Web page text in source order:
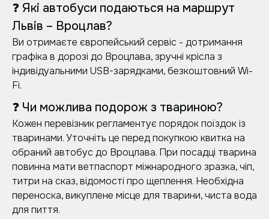
❓ Які автобуси подаються на маршрут
Львів – Вроцлав?
Ви отримаєте європейський сервіс - дотримання
графіка в дорозі до Вроцлава, зручні крісла з
індивідуальними USB-зарядками, безкоштовний Wi-
Fi.
❓ Чи можлива подорож з твариною?
Кожен перевізник регламентує порядок поїздок із
тваринами. Уточніть це перед покупкою квитка на
обраний автобус до Вроцлава. При посадці тварина
повинна мати ветпаспорт міжнародного зразка, чіп,
титри на сказ, відомості про щеплення. Необхідна
переноска, викуплене місце для тварини, чиста вода
для пиття.